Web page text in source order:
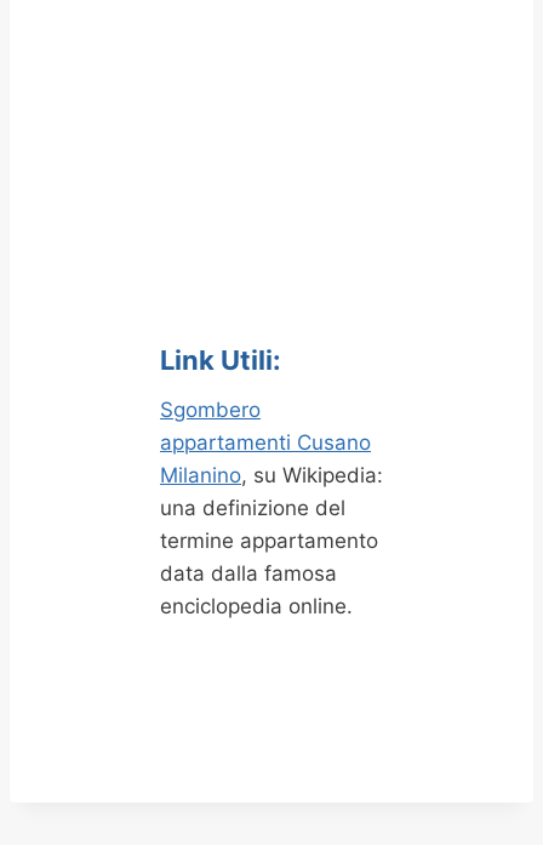
Link Utili:
Sgombero
appartamenti Cusano
Milanino, su Wikipedia:
una definizione del
termine appartamento
data dalla famosa
enciclopedia online.